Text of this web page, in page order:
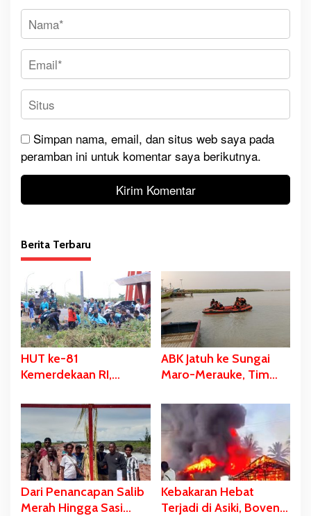
Simpan nama, email, dan situs web saya pada
peramban ini untuk komentar saya berikutnya.
Berita Terbaru
HUT ke-81
Kemerdekaan RI,
Dijadikan Tempat
Pengibaran Bendera
Merah Putih
ABK Jatuh ke Sungai
Maro-Merauke, Tim
Pencarian
Dari Penancapan Salib
Merah Hingga Sasi
Kebakaran Hebat
Terjadi di Asiki, Boven